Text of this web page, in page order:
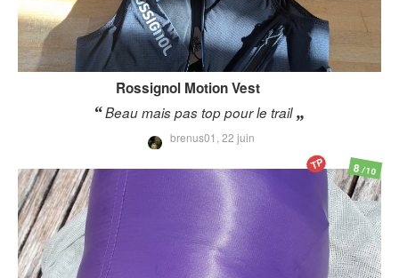
Rossignol Motion Vest
Beau mais pas top pour le trail
brenus01, 22 juin
8/10
TP